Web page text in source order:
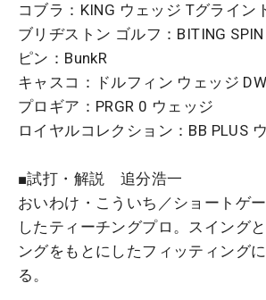
コブラ：KING ウェッジ Tグライン
ブリヂストン ゴルフ：BITING
ピン：BunkR
キャスコ：ドルフィン ウェッジ
プロギア：PRGR 0 ウェッジ
ロイヤルコレクション：BB PLUS
■試打・解説 追分浩一
おいわけ・こういち／ショートゲ
したティーチングプロ。スイング
ングをもとにしたフィッティング
る。